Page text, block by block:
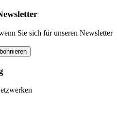
Sie sich für unseren Newsletter